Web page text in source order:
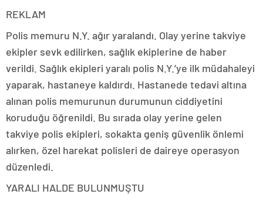
REKLAM
Polis memuru N.Y. ağır yaralandı. Olay yerine takviye
ekipler sevk edilirken, sağlık ekiplerine de haber
verildi. Sağlık ekipleri yaralı polis N.Y.’ye ilk müdahaleyi
yaparak, hastaneye kaldırdı. Hastanede tedavi altına
alınan polis memurunun durumunun ciddiyetini
koruduğu öğrenildi. Bu sırada olay yerine gelen
takviye polis ekipleri, sokakta geniş güvenlik önlemi
alırken, özel harekat polisleri de daireye operasyon
düzenledi.
YARALI HALDE BULUNMUŞTU